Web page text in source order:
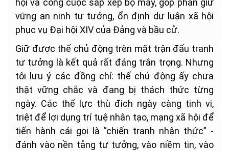
vững an ninh tư tưởng, ổn định dư luận xã hội
phục vụ Đại hội XIV của Đảng và bầu cử.
Giữ được thế chủ động trên mặt trận đấu tranh
tư tưởng là kết quả rất đáng trân trọng. Nhưng
tôi lưu ý các đồng chí: thế chủ động ấy chưa
thật vững chắc và đang bị thách thức từng
ngày. Các thế lực thù địch ngày càng tinh vi,
triệt để lợi dụng trí tuệ nhân tạo, mạng xã hội để
tiến hành cái gọi là “chiến tranh nhận thức” -
đánh vào nền tảng tư tưởng, vào niềm tin, vào